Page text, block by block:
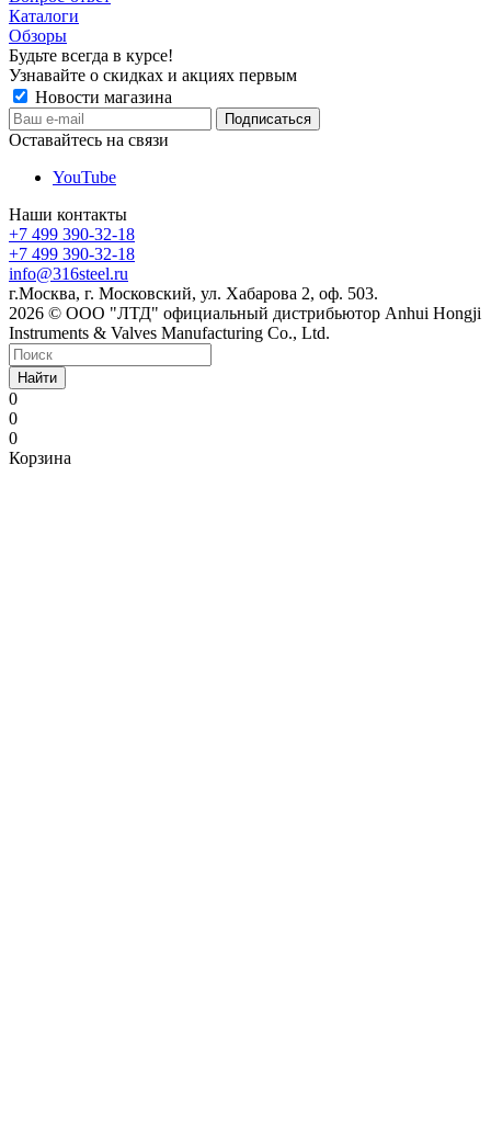
Каталоги
Обзоры
Будьте всегда в курсе!
Узнавайте о скидках и акциях первым
Новости магазина
Оставайтесь на связи
YouTube
Наши контакты
+7 499 390-32-18
+7 499 390-32-18
info@316steel.ru
г.Москва, г. Московский, ул. Хабарова 2, оф. 503.
2026 © ООО "ЛТД" официальный дистрибьютор Anhui Hongji
Instruments & Valves Manufacturing Co., Ltd.
Найти
0
0
0
Корзина